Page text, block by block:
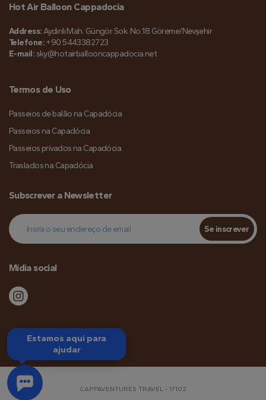
Hot Air Balloon Cappadocia
Address:Aydınlı Mah. Güngör Sok. No:18 Göreme/Nevşehir
Telefone:+90 5443382723
E-mail: sky@hotairballooncappadocia.net
Termos de Uso
Passeios de balão na Capadócia
Passeios na Capadócia
Passeios privados na Capadócia
Traslados na Capadócia
Subscrever a Newsletter
Se inscrever
Mídia social
CAPPAVENTURES TRAVEL - 17102
Estamos aqui para
ajudar